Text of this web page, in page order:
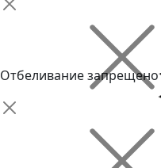
Отбеливание запрещено